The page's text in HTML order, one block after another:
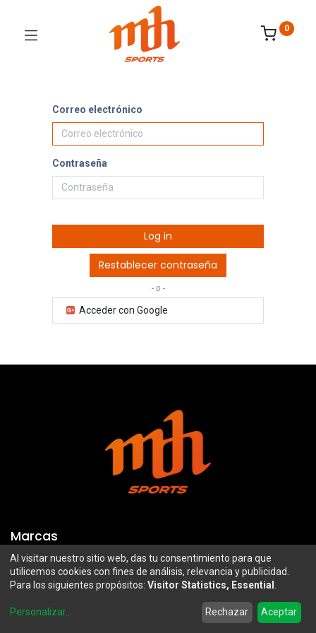
Wishlist Account
0
Correo electrónico
Contraseña
Log in
Restablecer contraseña
- o -
Acceder con Google
Marcas
Troy Lee Designs
100%
Airoh
Mazawi
SIDI
Al visitar nuestro sitio web, das tu consentimiento para que
utilicemos cookies con fines de análisis, relevancia y publicidad.
Para los siguientes propósitos: Visitor Statistics, Essential
Personalizar... Rechazar Aceptar